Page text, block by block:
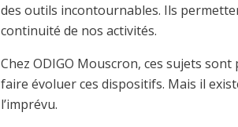
des outils incontournables. Ils
continuité de nos activités.
Chez ODIGO Mouscron, ces sujets
faire évoluer ces dispositifs. Mais il
l’imprévu.